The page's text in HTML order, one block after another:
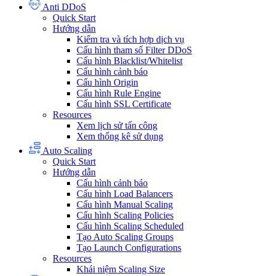
Anti DDoS
Quick Start
Hướng dẫn
Kiểm tra và tích hợp dịch vụ
Cấu hình tham số Filter DDoS
Cấu hình Blacklist/Whitelist
Cấu hình cảnh báo
Cấu hình Origin
Cấu hình Rule Engine
Cấu hình SSL Certificate
Resources
Xem lịch sử tấn công
Xem thống kê sử dụng
Auto Scaling
Quick Start
Hướng dẫn
Cấu hình cảnh báo
Cấu hình Load Balancers
Cấu hình Manual Scaling
Cấu hình Scaling Policies
Cấu hình Scaling Scheduled
Tạo Auto Scaling Groups
Tạo Launch Configurations
Resources
Khái niệm Scaling Size